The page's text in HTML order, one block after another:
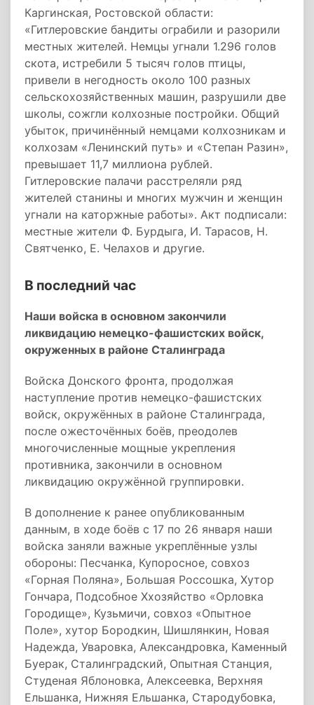
Каргинская, Ростовской области:
«Гитлеровские бандиты ограбили и разорили
местных жителей. Немцы угнали 1.296 голов
скота, истребили 5 тысяч голов птицы,
привели в негодность около 100 разных
сельскохозяйственных машин, разрушили две
школы, сожгли колхозные постройки. Общий
убыток, причинённый немцами колхозникам и
колхозам «Ленинский путь» и «Степан Разин»,
превышает 11,7 миллиона рублей.
Гитлеровские палачи расстреляли ряд
жителей станины и многих мужчин и женщин
угнали на каторжные работы». Акт подписали:
местные жители Ф. Бурдыга, И. Тарасов, Н.
Святченко, Е. Челахов и другие.
В последний час
Наши войска в основном закончили
ликвидацию немецко-фашистских войск,
окруженных в районе Сталинграда
Войска Донского фронта, продолжая
наступление против немецко-фашистских
войск, окружённых в районе Сталинграда,
после ожесточённых боёв, преодолев
многочисленные мощные укрепления
противника, закончили в основном
ликвидацию окружённой группировки.
В дополнение к ранее опубликованным
данным, в ходе боёв с 17 по 26 января наши
войска заняли важные укреплённые узлы
обороны: Песчанка, Купоросное, совхоз
«Горная Поляна», Большая Россошка, Хутор
Гончара, Подсобное Ххозяйство «Орловка
Городище», Кузьмичи, совхоз «Опытное
Поле», хутор Бородкин, Шишлянкин, Новая
Надежда, Уваровка, Александровка, Каменный
Буерак, Сталинградский, Опытная Станция,
Студеная Яблоновка, Алексеевка, Верхняя
Ельшанка, Нижняя Ельшанка, Стародубовка,